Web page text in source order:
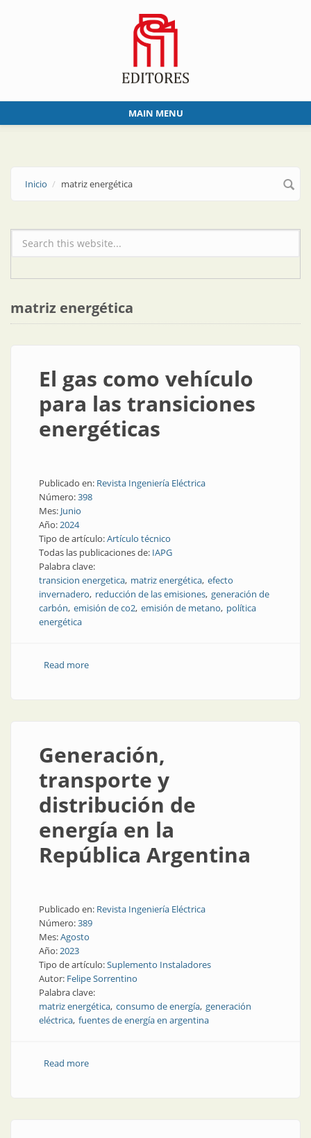
MAIN MENU
Inicio matriz energética
Formulario de búsqueda
matriz energética
El gas como vehículo
para las transiciones
energéticas
Publicado en: Revista Ingeniería Eléctrica
Número:398
Mes: Junio
Año:2024
Tipo de artículo:Artículo técnico
Todas las publicaciones de: IAPG
Palabra clave:
transicion energetica matriz energética efecto
invernadero reducción de las emisiones generación de
carbón emisión de co2 emisión de metano política
energética
Read moreabout El gas como vehículo para las transiciones
Generación,
transporte y
distribución de
energía en la
República Argentina
Publicado en: Revista Ingeniería Eléctrica
Número:389
Mes:Agosto
Año:2023
Tipo de artículo:Suplemento Instaladores
Autor: Felipe Sorrentino
Palabra clave:
matriz energética consumo de energía generación
eléctrica fuentes de energía en argentina
Read moreabout Generación, transporte y distribución de